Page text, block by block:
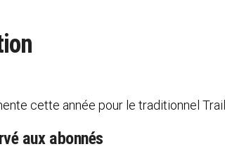
cette année pour le traditionnel Trail
aux abonnés